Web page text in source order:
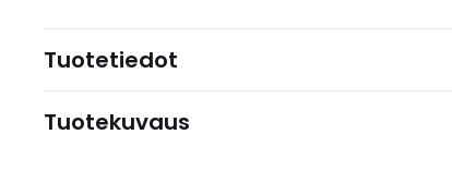
Tuotetiedot
Tuotekuvaus